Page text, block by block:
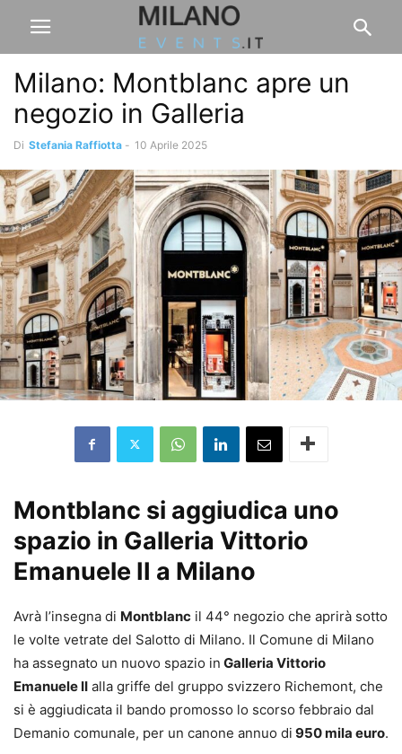
Milano: Montblanc apre un
negozio in Galleria
Di Stefania Raffiotta - 10 Aprile 2025
Montblanc si aggiudica uno
spazio in Galleria Vittorio
Emanuele II a Milano
Avrà l’insegna di Montblanc il 44° negozio che aprirà sotto
le volte vetrate del Salotto di Milano. Il Comune di Milano
ha assegnato un nuovo spazio in Galleria Vittorio
Emanuele II alla griffe del gruppo svizzero Richemont, che
si è aggiudicata il bando promosso lo scorso febbraio dal
Demanio comunale, per un canone annuo di 950 mila euro.